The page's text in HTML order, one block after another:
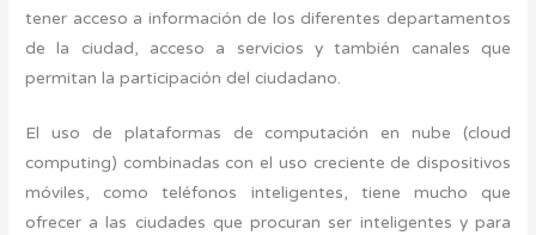
tener acceso a información de los diferentes departamentos
de la ciudad, acceso a servicios y también canales que
permitan la participación del ciudadano.
El uso de plataformas de computación en nube (cloud
computing) combinadas con el uso creciente de dispositivos
móviles, como teléfonos inteligentes, tiene mucho que
ofrecer a las ciudades que procuran ser inteligentes y para